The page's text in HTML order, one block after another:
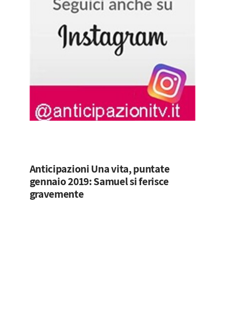
Anticipazioni Una vita, puntate
gennaio 2019: Samuel si ferisce
gravemente